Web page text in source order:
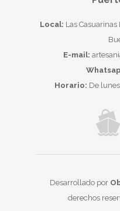
Local: Las
E-mail:
Horario: De
Desarrollado por
derechos